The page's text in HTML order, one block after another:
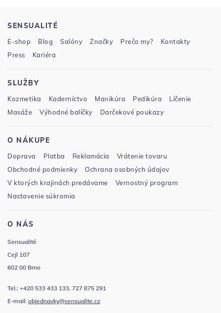
SENSUALITÉ
E-shop Blog Salóny Značky Prečo my?
Kontakty
Press
Kariéra
SLUŽBY
Kozmetika Kaderníctvo Manikúra Pedikúra
Líčenie
Masáže
Výhodné balíčky Darčekové poukazy
O NÁKUPE
Doprava Platba Reklamácia
Vrátenie tovaru
Obchodné podmienky
Ochrana osobných údajov
V ktorých krajinách predávame
Vernostný program
Nastavenie súkromia
O NÁS
Sensualité
Cejl 107
602 00 Brno
Tel.: +420 533 433 133, 727 875 291
E-mail: objednavky@sensualite.cz